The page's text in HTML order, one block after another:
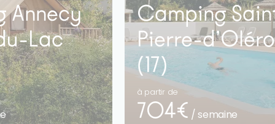
Annecy
Lac
Camping
Pierre-
(17)
à partir de
704€ / semaine